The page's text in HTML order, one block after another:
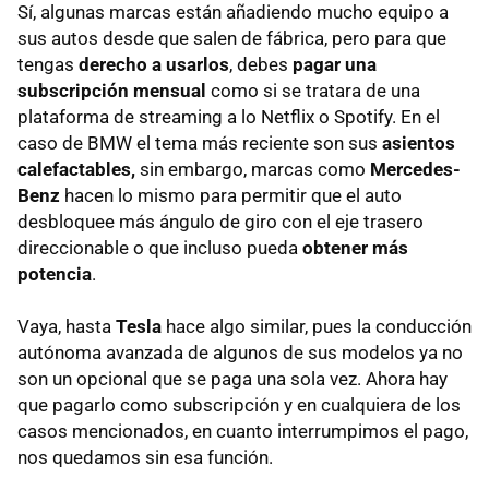
Sí, algunas marcas están añadiendo mucho equipo a
sus autos desde que salen de fábrica, pero para que
tengas derecho a usarlos, debes pagar una
subscripción mensual como si se tratara de una
plataforma de streaming a lo Netflix o Spotify. En el
caso de BMW el tema más reciente son sus asientos
calefactables, sin embargo, marcas como Mercedes-
Benz hacen lo mismo para permitir que el auto
desbloquee más ángulo de giro con el eje trasero
direccionable o que incluso pueda obtener más
potencia.
Vaya, hasta Tesla hace algo similar, pues la conducción
autónoma avanzada de algunos de sus modelos ya no
son un opcional que se paga una sola vez. Ahora hay
que pagarlo como subscripción y en cualquiera de los
casos mencionados, en cuanto interrumpimos el pago,
nos quedamos sin esa función.